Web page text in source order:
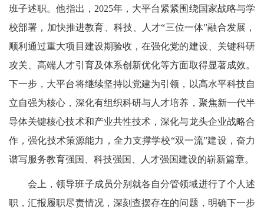
班子述职。他指出，2025年，大平台紧紧围绕国家战略与学
校部署，加快推进教育、科技、人才“三位一体”融合发展，
顺利通过重大项目建设期验收，在强化党的建设、关键科研
攻关、高端人才引育及体系创新优化等方面取得显著成效。
下一步，大平台将继续坚持以党建为引领，以高水平科技自
立自强为核心，深化有组织科研与人才培养，聚焦新一代半
导体关键核心技术和产业共性技术，深化与龙头企业战略合
作，强化技术策源能力，全力支撑学校“双一流”建设，奋力
谱写服务教育强国、科技强国、人才强国建设的崭新篇章。
会上，领导班子成员分别就各自分管领域进行了个人述
职，汇报履职尽责情况，深刻查摆存在的问题，明确下一步